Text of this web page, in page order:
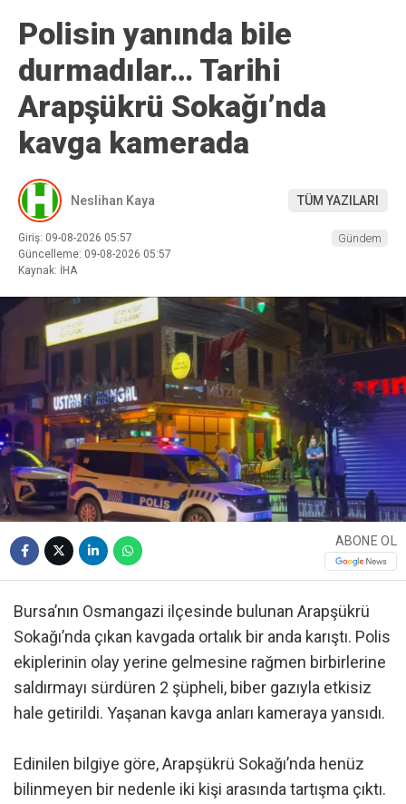
Polisin yanında bile
durmadılar… Tarihi
Arapşükrü Sokağı’nda
kavga kamerada
Neslihan Kaya TÜM YAZILARI
Giriş: 09-08-2026 05:57
Güncelleme: 09-08-2026 05:57
Kaynak: İHA
Gündem
ABONE OL
Bursa’nın Osmangazi ilçesinde bulunan Arapşükrü
Sokağı’nda çıkan kavgada ortalık bir anda karıştı. Polis
ekiplerinin olay yerine gelmesine rağmen birbirlerine
saldırmayı sürdüren 2 şüpheli, biber gazıyla etkisiz
hale getirildi. Yaşanan kavga anları kameraya yansıdı.
Edinilen bilgiye göre, Arapşükrü Sokağı’nda henüz
bilinmeyen bir nedenle iki kişi arasında tartışma çıktı.